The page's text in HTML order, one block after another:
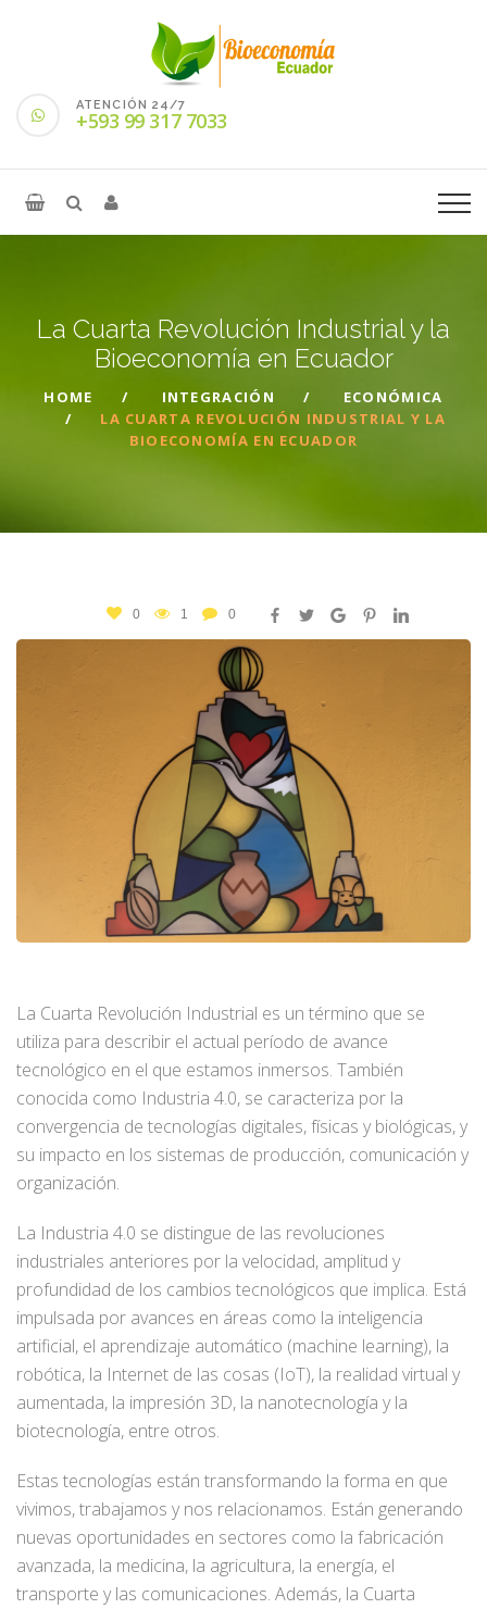
ATENCIÓN 24/7
+593 99 317 7033
La Cuarta Revolución Industrial y la
Bioeconomía en Ecuador
HOME INTEGRACIÓN
ECONÓMICA
LA CUARTA REVOLUCIÓN INDUSTRIAL Y LA
BIOECONOMÍA EN ECUADOR
0 1 0
La Cuarta Revolución Industrial es un término que se
utiliza para describir el actual período de avance
tecnológico en el que estamos inmersos. También
conocida como Industria 4.0, se caracteriza por la
convergencia de tecnologías digitales, físicas y biológicas, y
su impacto en los sistemas de producción, comunicación y
organización.
La Industria 4.0 se distingue de las revoluciones
industriales anteriores por la velocidad, amplitud y
profundidad de los cambios tecnológicos que implica. Está
impulsada por avances en áreas como la inteligencia
artificial, el aprendizaje automático (machine learning), la
robótica, la Internet de las cosas (IoT), la realidad virtual y
aumentada, la impresión 3D, la nanotecnología y la
biotecnología, entre otros.
Estas tecnologías están transformando la forma en que
vivimos, trabajamos y nos relacionamos. Están generando
nuevas oportunidades en sectores como la fabricación
avanzada, la medicina, la agricultura, la energía, el
transporte y las comunicaciones. Además, la Cuarta